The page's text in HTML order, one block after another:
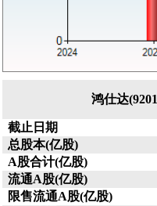
鸿仕达
截止日期
总股本(亿股)
A股合计(亿股)
流通A股(亿股)
限售流通A股(亿股)